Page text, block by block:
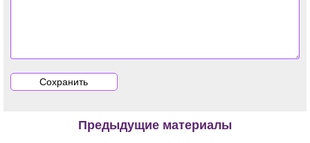
Предыдущие материалы